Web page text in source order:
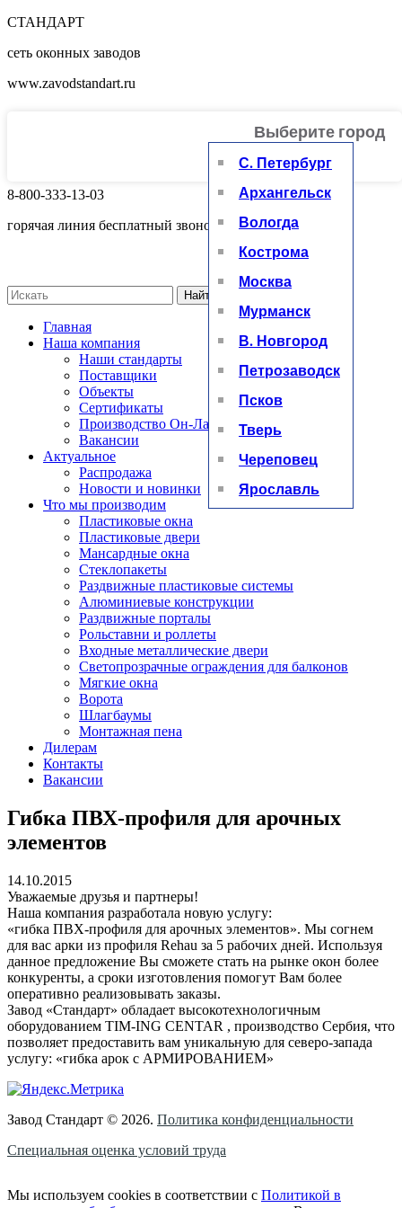
СТАНДАРТ
сеть оконных заводов
www.zavodstandart.ru
Выберите город
+
С. Петербург
Архангельск
Вологда
Кострома
Москва
Мурманск
В. Новгород
Петрозаводск
Псков
Тверь
Череповец
Ярославль
8-800-333-13-03
горячая линия бесплатный звонок
Найти
Главная
Наша компания
Наши стандарты
Поставщики
Объекты
Сертификаты
Производство Он-Лайн
Вакансии
Актуальное
Распродажа
Новости и новинки
Что мы производим
Пластиковые окна
Пластиковые двери
Мансардные окна
Стеклопакеты
Раздвижные пластиковые системы
Алюминиевые конструкции
Раздвижные порталы
Рольставни и роллеты
Входные металлические двери
Светопрозрачные ограждения для балконов
Мягкие окна
Ворота
Шлагбаумы
Монтажная пена
Дилерам
Контакты
Вакансии
Гибка ПВХ-профиля для арочных
элементов
14.10.2015
Уважаемые друзья и партнеры!
Наша компания разработала новую услугу:
«гибка ПВХ-профиля для арочных элементов». Мы согнем
для вас арки из профиля Rehau за 5 рабочих дней. Используя
данное предложение Вы сможете стать на рынке окон более
конкуренты, а сроки изготовления помогут Вам более
оперативно реализовывать заказы.
Завод «Стандарт» обладает высокотехнологичным
оборудованием TIM-ING CENTAR , производство Сербия, что
позволяет предоставить вам уникальную для северо-запада
услугу: «гибка арок с АРМИРОВАНИЕМ»
Завод Стандарт © 2026. Политика конфиденциальности
Специальная оценка условий труда
Мы используем cookies в соответствии с Политикой в